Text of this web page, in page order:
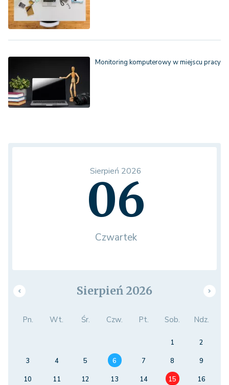
Monitoring komputerowy w miejscu pracy
Sierpień 2026
06
Czwartek
Sierpień 2026
Pn. Wt. Śr. Czw. Pt. Sob. Ndz.
1
2
3
4 5 6 7 8
9
10
11 12 13 14 15
16